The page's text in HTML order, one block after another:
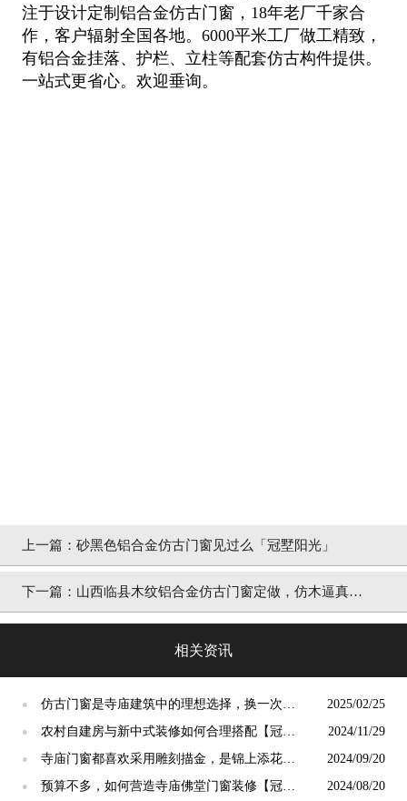
注于设计定制铝合金仿古门窗，18年老厂千家合
作，客户辐射全国各地。6000平米工 厂做工精致，
有铝合金挂落、护栏、立柱等配套仿古构件提供。
一站式更省心。欢迎垂询。
上一篇： 砂黑色铝合金仿古门窗见过么「冠墅阳光」
下一篇： 山西临县木纹铝合金仿古门窗定做，仿木逼真密
相关资讯
●
仿古门窗是寺庙建筑中的理想选择，换一次用
终生【冠墅阳光】
2025/02/25
●
农村自建房与新中式装修如何合理搭配【冠墅
阳光】
2024/11/29
●
寺庙门窗都喜欢采用雕刻描金，是锦上添花
吗？【冠墅阳光】
2024/09/20
●
预算不多，如何营造寺庙佛堂门窗装修【冠墅
2024/08/20